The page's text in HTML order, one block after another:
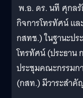
พ.อ. ดร. นที ศุกลรั
กิจการโทรทัศน์ แ
กสทช.)ในฐานะปร
โทรทัศน์ (ประธาน
ประชุมคณะกรรมก
(กสท.) มีวาระสำ